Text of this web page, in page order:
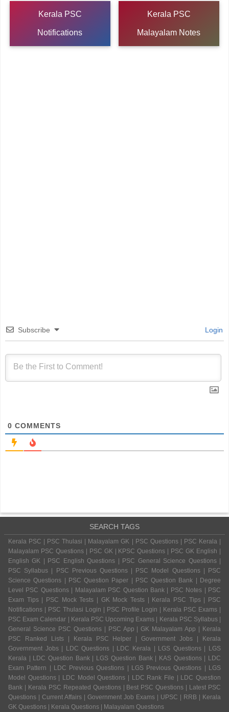
Kerala PSC
Notifications
Kerala PSC
Malayalam Notes
Subscribe Login
0 COMMENTS
SEARCH TAGS
Kerala PSC | PSC Thulasi | Malayalam GK | PSC Questions | PSC Kerala |
Malayalam PSC Questions | PSC GK | KPSC Questions | PSC GK English |
English GK | PSC English Questions | PSC General Science Questions |
PSC Syllabus | PSC Previous Questions | PSC Model Questions | PSC
Science Questions | PSC Question Paper | PSC Question Bank | Degree
Level PSC Questions | Malayalam PSC Question Bank | PSC Notes | PSC
Exam Tips | PSC Mock Tests | GK Mock Tests | Kerala PSC Tips | PSC
Notifications | PSC Thulasi Login | PSC Profile Login | Kerala PSC Exams |
PSC Exam Calendar | Kerala PSC Upcoming Exams | Kerala PSC Syllabus |
General Science PSC Questions | PSC App | GK Malayalam App | Kerala
PSC Ranked Lists | Kerala PSC Helper | Government Jobs | Kerala
Government Jobs | LDC Questions | LDC Kerala | LGS Questions | LGS
Kerala | LDC Question Bank | LGS Question Bank | KAS Questions | LDC
Exam Pattern | LDC Previous Questions | LGS Previous Questions | LGS
Model Questions | LDC Model Questions | LDC Rank File | LDC Question
Bank | Kerala PSC Repeated Questions | Best PSC Questions | Latest PSC
Questions | Current Affairs | Government Job Exams | UPSC | RRB | Kerala
GK Questions | Kerala Questions | Malayalam Questions